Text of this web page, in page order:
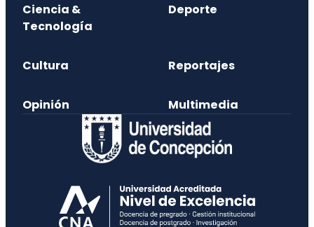
Ciencia &
Tecnología
Deporte
Cultura Reportajes
Opinión Multimedia